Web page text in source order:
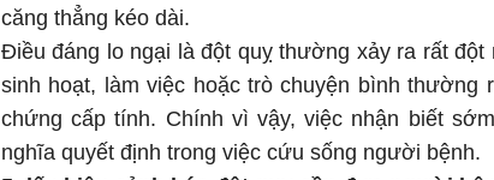
căng thẳng kéo dài.
Điều đáng lo ngại là đột quỵ thường xảy ra rất
sinh hoạt, làm việc hoặc trò chuyện bình thường
chứng cấp tính. Chính vì vậy, việc nhận biết
nghĩa quyết định trong việc cứu sống người bệnh.